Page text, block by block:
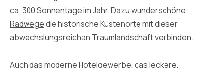
ca. 300 Sonnentage im Jahr. Dazuwunderschöne
Radwegedie historische Küstenorte mit dieser
abwechslungsreichen Traumlandschaft verbinden.
Auch das moderne Hotelgewerbe, das leckere,